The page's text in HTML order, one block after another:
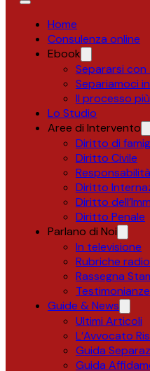
Home
Consulenza online
Ebook
Separarsi
Separiamoci
Il processo
Lo Studio
Aree di Intervento
Diritto di
Diritto Civile
Diritto
Diritto
Diritto Penale
Parlano di Noi
In televisione
Rubriche
Rassegna
Testimonianze
Guide & News
Ultimi Articoli
L’Avvocato
Guida
Guida